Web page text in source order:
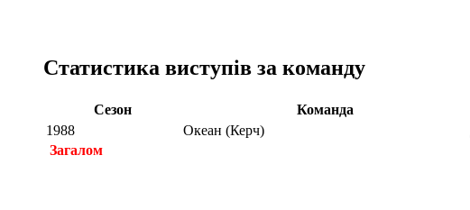
Статистика виступів за команду
Сезон Команда
1988
Океан (Керч)
Загалом